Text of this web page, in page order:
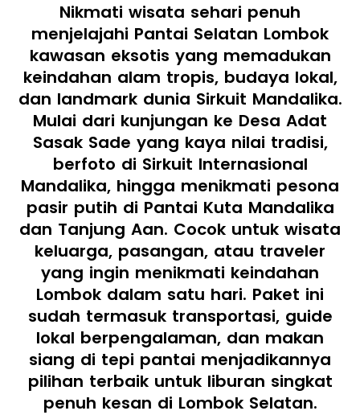
Nikmati wisata sehari penuh
menjelajahi Pantai Selatan Lombok
kawasan eksotis yang memadukan
keindahan alam tropis, budaya lokal,
dan landmark dunia Sirkuit Mandalika.
Mulai dari kunjungan ke Desa Adat
Sasak Sade yang kaya nilai tradisi,
berfoto di Sirkuit Internasional
Mandalika, hingga menikmati pesona
pasir putih di Pantai Kuta Mandalika
dan Tanjung Aan. Cocok untuk wisata
keluarga, pasangan, atau traveler
yang ingin menikmati keindahan
Lombok dalam satu hari. Paket ini
sudah termasuk transportasi, guide
lokal berpengalaman, dan makan
siang di tepi pantai menjadikannya
pilihan terbaik untuk liburan singkat
penuh kesan di Lombok Selatan.